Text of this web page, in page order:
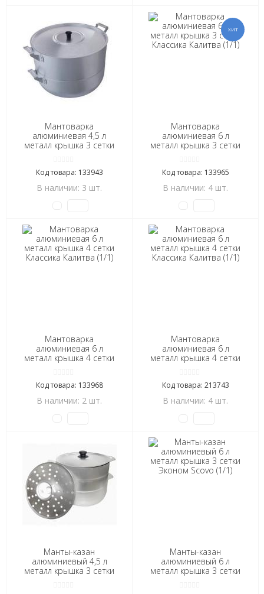
Мантоварка
алюминиевая 4,5 л
металл крышка 3 сетки
Код товара: 133943
В наличии: 3 шт.
Мантоварка
алюминиевая 6 л
металл крышка 3 сетки
Код товара: 133965
В наличии: 4 шт.
Мантоварка
алюминиевая 6 л
металл крышка 4 сетки
Код товара: 133968
В наличии: 2 шт.
Мантоварка
алюминиевая 6 л
металл крышка 4 сетки
Код товара: 213743
В наличии: 4 шт.
Манты-казан
алюминиевый 4,5 л
металл крышка 3 сетки
Манты-казан
алюминиевый 6 л
металл крышка 3 сетки